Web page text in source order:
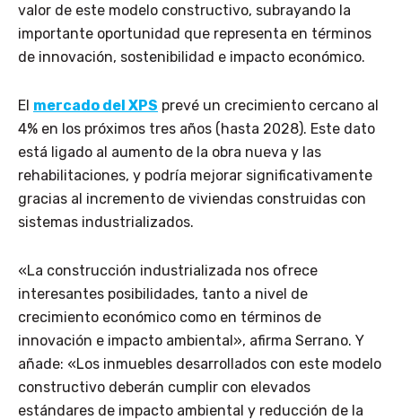
valor de este modelo constructivo, subrayando la
importante oportunidad que representa en términos
de innovación, sostenibilidad e impacto económico.
El mercado del XPS prevé un crecimiento cercano al
4% en los próximos tres años (hasta 2028). Este dato
está ligado al aumento de la obra nueva y las
rehabilitaciones, y podría mejorar significativamente
gracias al incremento de viviendas construidas con
sistemas industrializados.
«La construcción industrializada nos ofrece
interesantes posibilidades, tanto a nivel de
crecimiento económico como en términos de
innovación e impacto ambiental», afirma Serrano. Y
añade: «Los inmuebles desarrollados con este modelo
constructivo deberán cumplir con elevados
estándares de impacto ambiental y reducción de la